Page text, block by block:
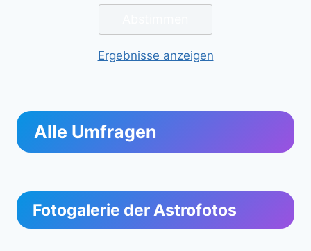
Ergebnisse anzeigen
Alle Umfragen
Fotogalerie der Astrofotos